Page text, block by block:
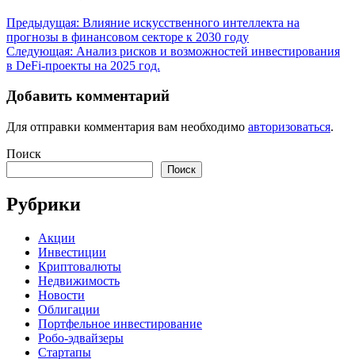
Предыдущая: Влияние искусственного интеллекта на
прогнозы в финансовом секторе к 2030 году
Следующая: Анализ рисков и возможностей инвестирования
в DeFi-проекты на 2025 год.
Добавить комментарий
Для отправки комментария вам необходимо авторизоваться.
Поиск
Поиск
Рубрики
Акции
Инвестиции
Криптовалюты
Недвижимость
Новости
Облигации
Портфельное инвестирование
Робо-эдвайзеры
Стартапы